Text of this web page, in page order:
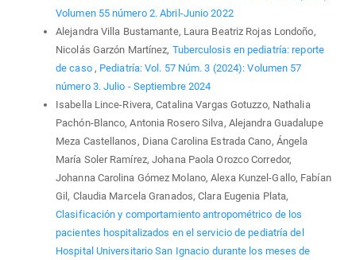
Volumen 55 número 2. Abril-Junio 2022
Alejandra Villa Bustamante, Laura Beatriz Rojas Londoño,
Nicolás Garzón Martínez, Tuberculosis en pediatría: reporte
de caso , Pediatría: Vol. 57 Núm. 3 (2024): Volumen 57
número 3. Julio - Septiembre 2024
Isabella Lince-Rivera, Catalina Vargas Gotuzzo, Nathalia
Pachón-Blanco, Antonia Rosero Silva, Alejandra Guadalupe
Meza Castellanos, Diana Carolina Estrada Cano, Ángela
María Soler Ramírez, Johana Paola Orozco Corredor,
Johanna Carolina Gómez Molano, Alexa Kunzel-Gallo, Fabían
Gil, Claudia Marcela Granados, Clara Eugenia Plata,
Clasificación y comportamiento antropométrico de los
pacientes hospitalizados en el servicio de pediatría del
Hospital Universitario San Ignacio durante los meses de